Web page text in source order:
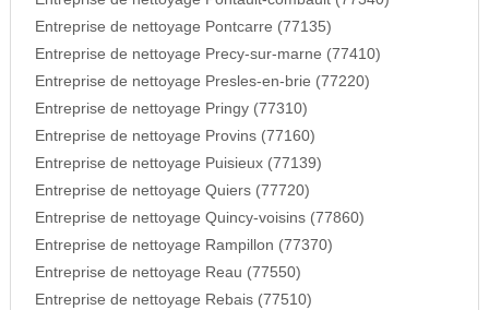
Entreprise de nettoyage Pontcarre (77135)
Entreprise de nettoyage Precy-sur-marne (77410)
Entreprise de nettoyage Presles-en-brie (77220)
Entreprise de nettoyage Pringy (77310)
Entreprise de nettoyage Provins (77160)
Entreprise de nettoyage Puisieux (77139)
Entreprise de nettoyage Quiers (77720)
Entreprise de nettoyage Quincy-voisins (77860)
Entreprise de nettoyage Rampillon (77370)
Entreprise de nettoyage Reau (77550)
Entreprise de nettoyage Rebais (77510)